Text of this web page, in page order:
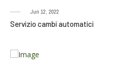
Jun 12, 2022
Servizio cambi automatici